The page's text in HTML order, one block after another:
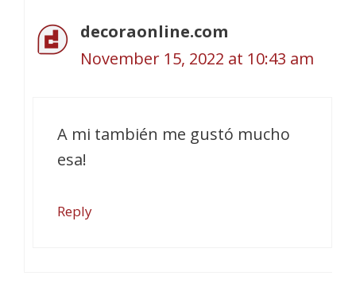
decoraonline.com
November 15, 2022 at 10:43 am
A mi también me gustó mucho
esa!
Reply